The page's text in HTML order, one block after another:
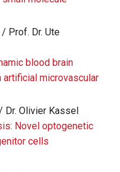
/ Prof. Dr. Ute
blood brain
artificial microvascular
Dr. Olivier Kassel
Novel optogenetic
cells